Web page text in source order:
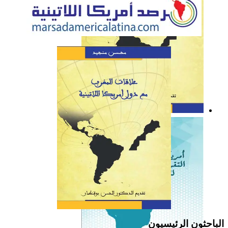
كتاب: علاقات المغرب مع
دول أمريكا اللاتينية
الباحثون الرئيسيون